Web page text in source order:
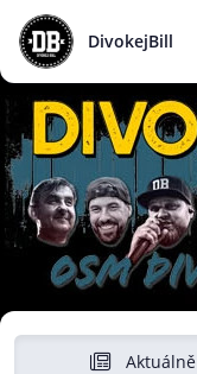
DivokejBill
Aktuálně